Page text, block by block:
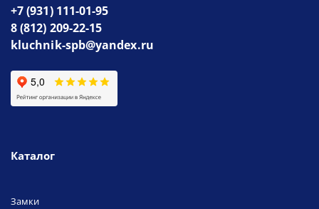
+7 (931) 111-01-95
8 (812) 209-22-15
kluchnik-spb@yandex.ru
Каталог
Замки